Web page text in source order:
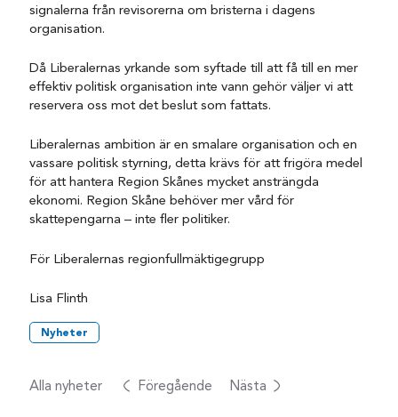
signalerna från revisorerna om bristerna i dagens
organisation.
Då Liberalernas yrkande som syftade till att få till en mer
effektiv politisk organisation inte vann gehör väljer vi att
reservera oss mot det beslut som fattats.
Liberalernas ambition är en smalare organisation och en
vassare politisk styrning, detta krävs för att frigöra medel
för att hantera Region Skånes mycket ansträngda
ekonomi. Region Skåne behöver mer vård för
skattepengarna – inte fler politiker.
För Liberalernas regionfullmäktigegrupp
Lisa Flinth
Nyheter
Alla nyheter Föregående Nästa